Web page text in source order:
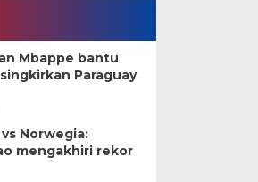
Mbappe bantu
Paraguay
Norwegia:
mengakhiri rekor